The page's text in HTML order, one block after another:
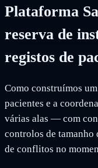
Plataforma
reserva de
registos de
Como construímos
pacientes e a
várias alas — com
controlos de tamanho
de conflitos no